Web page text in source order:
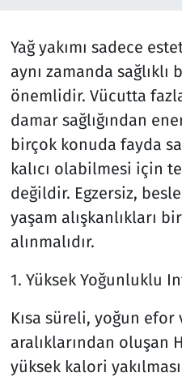
Yağ yakımı sadece
aynı zamanda
önemlidir. Vücutta
damar sağlığından
birçok konuda fayda
kalıcı olabilmesi için
değildir. Egzersiz,
yaşam alışkanlıkları
alınmalıdır.
1. Yüksek Yoğunluklu
Kısa süreli, yoğun
aralıklarından oluşan
yüksek kalori
Siyaset
Foto Galeri
Video
Yazarlar
Ara
Kapaklı
Kırklareli
Kültür Sanat
Malkara
Marmaraereğlisi
Sağlık
Saray
Şarköy